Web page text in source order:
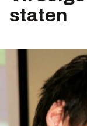
staten